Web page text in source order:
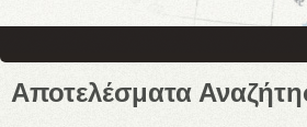
Αποτελέσματα